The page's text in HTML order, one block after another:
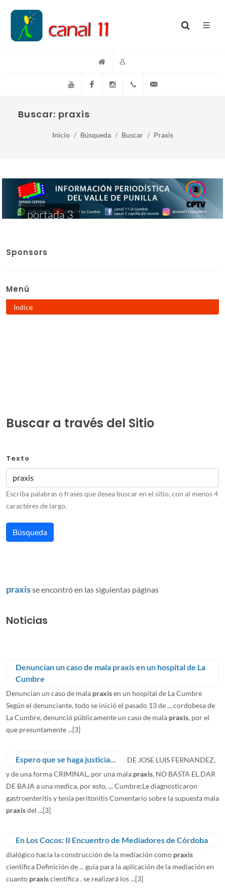
YouTube FacebookInstagram(+54)(9)3548-576073
Buscar: praxis
Inicio Búsqueda Buscar Praxis
portada 3
Sponsors
Menú
Indice
Buscar a través del Sitio
Texto
Escriba palabras o frases que desea buscar en el sitio, con al menos 4
caractéres de largo.
praxisse encontró en las siguientas páginas
Noticias
Denuncian un caso de mala praxis en un hospital de La
Cumbre
Denuncian un caso de mala praxisen un hospital de La Cumbre
Según el denunciante, todo se inició el pasado 13 de ... cordobesa de
La Cumbre, denunció públicamente un caso de mala praxis, por el
que presuntamente ...[3]
Espero que se haga justicia...
DE JOSE LUIS FERNANDEZ,
y de una forma CRIMINAL, por una mala praxis, NO BASTA EL DAR
DE BAJA a una medica, por esto, ... Cumbre;Le diagnosticaron
gastroenteritis y tenía peritonitis Comentario sobre la supuesta mala
praxisdel ...[3]
En Los Cocos: II Encuentro de Mediadores de Córdoba
dialógico hacia la construcción de la mediación como praxis
científica Definición de ... guía para la aplicación de la mediación en
cuanto praxiscientífica . se realizará los ...[3]